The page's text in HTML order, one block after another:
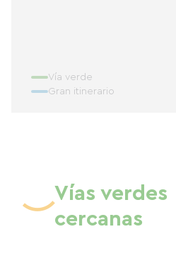
Vía verde
Gran itinerario
Vías verdes
cercanas